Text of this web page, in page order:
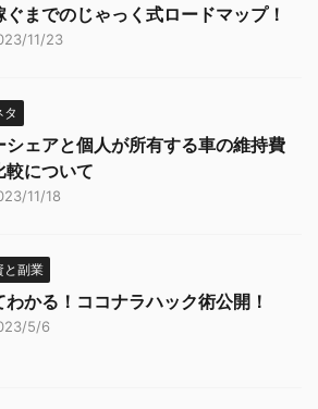
ぐまでのじゃっく式ロードマップ！
11/23
タ
シェアと個人が所有する車の維持費
較について
11/18
と副業
わかる！ココナラハック術公開！
5/6